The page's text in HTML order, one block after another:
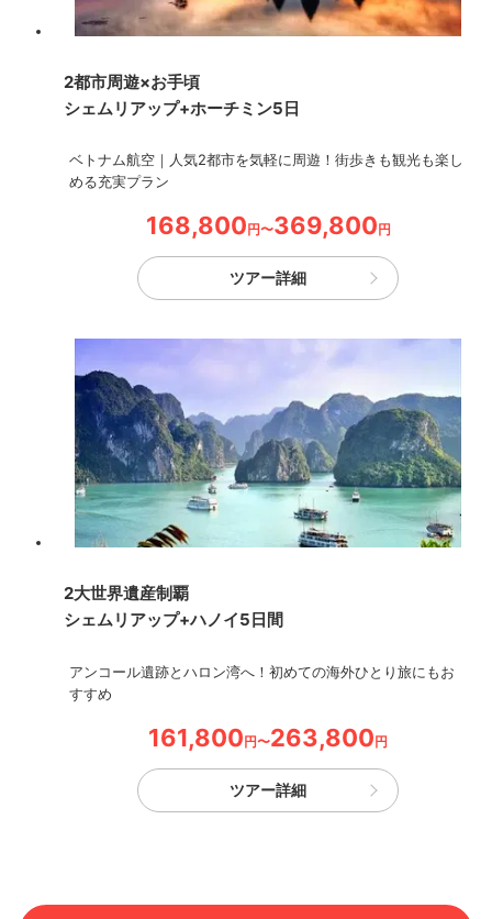
2都市周遊×お手頃
シェムリアップ+ホーチミン5日
ベトナム航空｜人気2都市を気軽に周遊！街歩きも観光も楽し
める充実プラン
168,800円〜369,800円
ツアー詳細
2大世界遺産制覇
シェムリアップ+ハノイ5日間
アンコール遺跡とハロン湾へ！初めての海外ひとり旅にもお
すすめ
161,800円〜263,800円
ツアー詳細